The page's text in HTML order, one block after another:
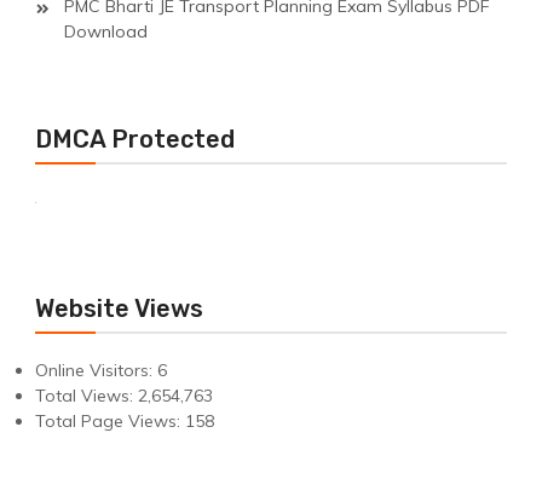
PMC Bharti JE Transport Planning Exam Syllabus PDF
Download
DMCA Protected
Website Views
Online Visitors: 6
Total Views: 2,654,763
Total Page Views: 158